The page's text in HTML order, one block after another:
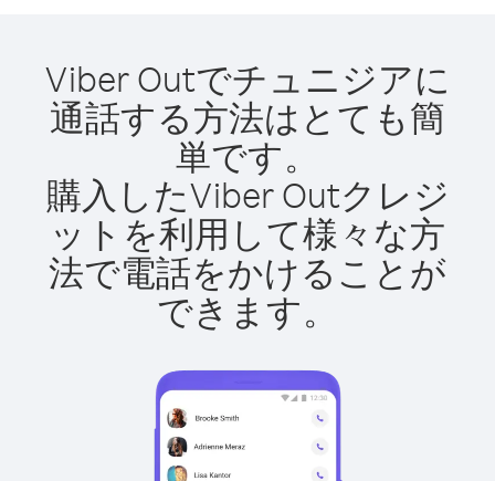
Viber Outでチュニジアに
通話する方法はとても簡
単です。
購入したViber Outクレジ
ットを利用して様々な方
法で電話をかけることが
できます。